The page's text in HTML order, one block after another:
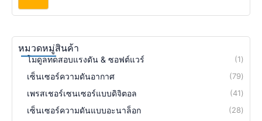
หมวดหมู่สินค้า
โมดูลทดสอบแรงดัน & ซอฟต์แวร์ 1
เซ็นเซอร์ความดันอากาศ 79
เพรสเชอร์เซนเซอร์แบบดิจิตอล 41
เซ็นเซอร์ความดันแบบอะนาล็อก 28